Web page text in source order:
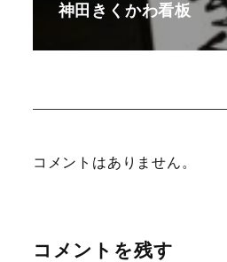
神田きくかわ看板
コメントはありません。
コメントを残す